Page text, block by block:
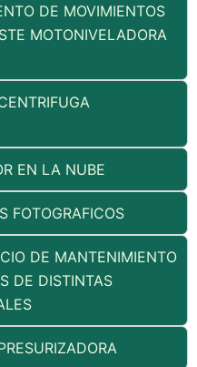
DE MOVIMIENTOS
MOTONIVELADORA
EN LA NUBE
FOTOGRAFICOS
DE MANTENIMIENTO
DE DISTINTAS